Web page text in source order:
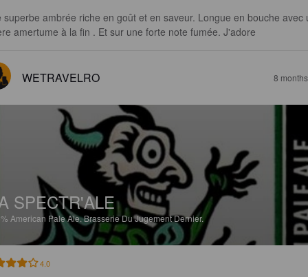
superbe ambrée riche en goût et en saveur. Longue en bouche
amertume à la fin . Et sur une forte note fumée. J'adore
WETRAVELRO 8
SPECTR'ALE
American Pale Ale.Brasserie Du Jugement Dernier.
4.0